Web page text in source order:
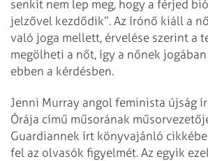
senkit nem lep meg, hogy a férjed
jelzővel kezdődik”. Az írónő kiáll a
való joga mellett, érvelése szerint a
megölheti a nőt, így a nőnek
ebben a kérdésben.
Jenni Murray angol feminista újság
Órája című műsorának
Guardiannek írt könyvajánló
fel az olvasók figyelmét. Az egyik